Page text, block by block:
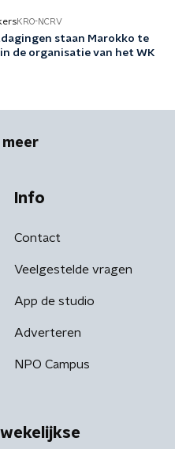
KRO-NCRV
staan Marokko te
de organisatie van het WK
Info
Contact
Veelgestelde vragen
App de studio
Adverteren
NPO Campus